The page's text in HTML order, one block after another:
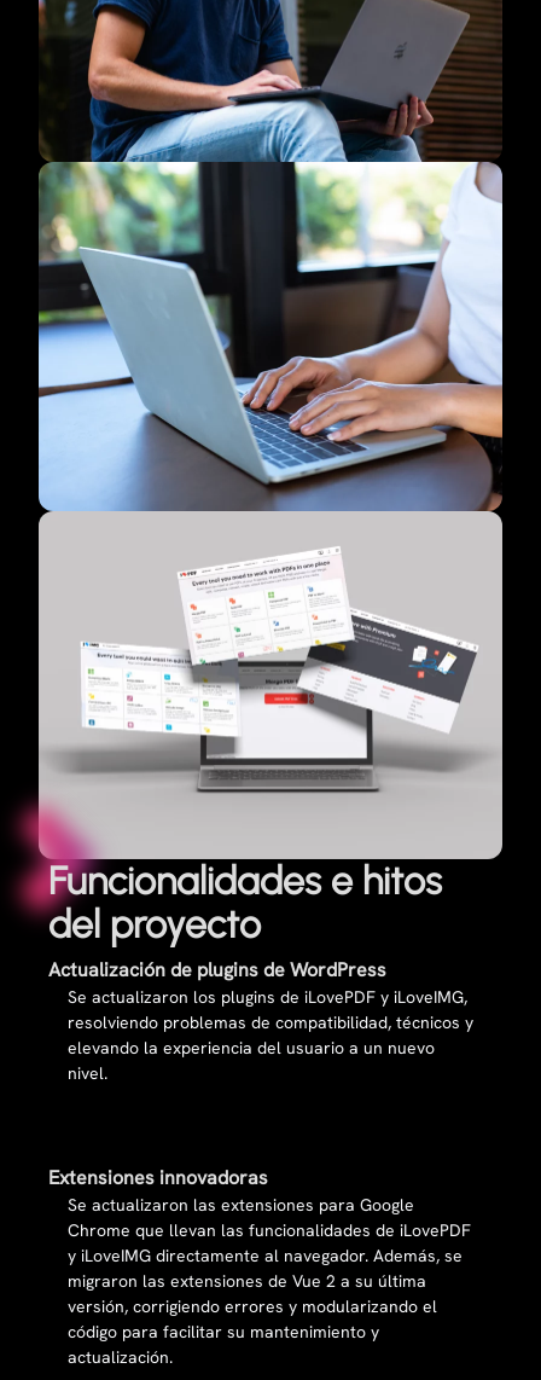
Funcionalidades e hitos
del proyecto
Actualización de plugins de WordPress
Se actualizaron los plugins de iLovePDF y iLoveIMG,
resolviendo problemas de compatibilidad, técnicos y
elevando la experiencia del usuario a un nuevo
nivel.
Extensiones innovadoras
Se actualizaron las extensiones para Google
Chrome que llevan las funcionalidades de iLovePDF
y iLoveIMG directamente al navegador. Además, se
migraron las extensiones de Vue 2 a su última
versión, corrigiendo errores y modularizando el
código para facilitar su mantenimiento y
actualización.